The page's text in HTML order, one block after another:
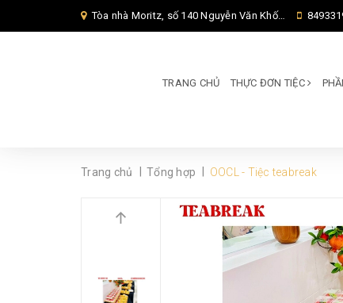
Tòa nhà Moritz, số 140 Nguyễn Văn Khối, Phường Thông Tây Hội, Thành phố Hồ Chí Minh, TP Hồ Chí Minh,
TRANG CHỦ THỰC ĐƠN TIỆC
Trang chủ Tổng hợp OOCL - Tiệc teabreak